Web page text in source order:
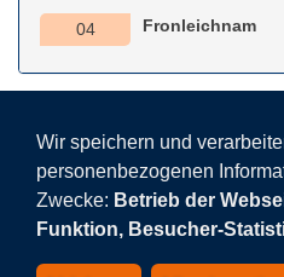
04 Fronleichnam
Wir speichern und
personenbezogenen
Zwecke: Betrieb der
Funktion, Besucher-